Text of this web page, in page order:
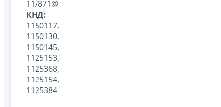
11/871@
КНД:
1150117,
1150130,
1150145,
1125153,
1125368,
1125154,
1125384